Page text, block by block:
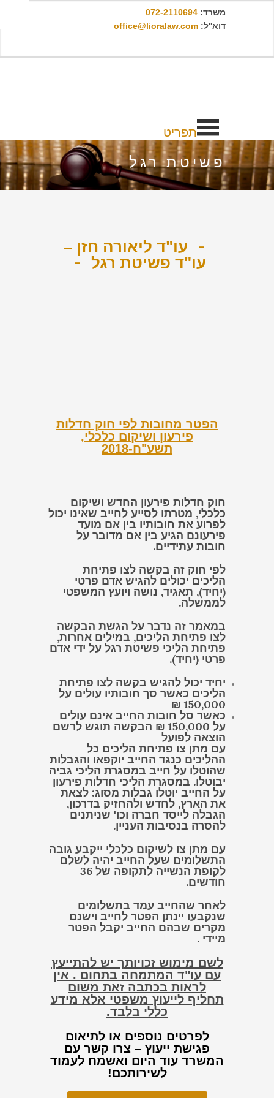
משרד: 072-2110694
דוא''ל: office@lioralaw.com
תפריט
פשיטת רגל
עו"ד ליאורה חזן –
עו"ד פשיטת רגל
הפטר מחובות לפי חוק חדלות
פירעון ושיקום כלכלי,
תשע"ח-2018
חוק חדלות פירעון החדש ושיקום
כלכלי, מטרתו לסייע לחייב שאינו יכול
לפרוע את חובותיו בין אם מועד
פירעונם הגיע בין אם מדובר על
חובות עתידיים.
לפי חוק זה בקשה לצו פתיחת
הליכים יכולים להגיש אדם פרטי
(יחיד), תאגיד, נושה ויועץ המשפטי
לממשלה.
במאמר זה נדבר על הגשת הבקשה
לצו פתיחת הליכים, במילים אחרות,
פתיחת הליכי פשיטת רגל על ידי אדם
פרטי (יחיד).
יחיד יכול להגיש בקשה לצו פתיחת
הליכים כאשר סך חובותיו עולים על
150,000 ₪
כאשר סל חובות החייב אינם עולים
על 150,000 ₪ הבקשה תוגש לרשם
הוצאה לפועל
עם מתן צו פתיחת הליכים כל
ההליכים כנגד החייב יוקפאו והגבלות
שהוטלו על חייב במסגרת הליכי גביה
יבוטלו. במסגרת הליכי חדלות פירעון
על החייב יוטלו גבלות מסוג: לצאת
את הארץ, לחדש ולהחזיק בדרכון,
הגבלה לייסד חברה וכו' שניתנים
להסרה בנסיבות העניין.
עם מתן צו לשיקום כלכלי ייקבע גובה
התשלומים שעל החייב יהיה לשלם
לקופת הנשייה לתקופה של 36
חודשים.
לאחר שהחייב עמד בתשלומים
שנקבעו יינתן הפטר לחייב וישנם
מקרים שבהם החייב יקבל הפטר
מיידי .
לשם מימוש זכויותך יש להתייעץ
עם עו"ד המתמחה בתחום . אין
לראות בכתבה זאת משום
תחליף לייעוץ משפטי אלא מידע
כללי בלבד.
לפרטים נוספים או לתיאום
פגישת ייעוץ – צרו קשר עם
המשרד עוד היום ואשמח לעמוד
לשירותכם!